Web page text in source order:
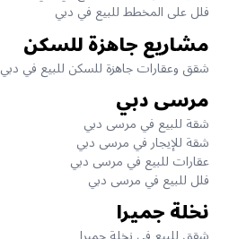
فلل على المخطط للبيع في دبي
مشاريع جاهزة للسكن
شقق وعقارات جاهزة للسكن للبيع في دبي
مرسى دبي
شقة للبيع في مرسى دبي
شقة للإيجار في مرسى دبي
عقارات للبيع في مرسى دبي
فلل للبيع في مرسى دبي
نخلة جميرا